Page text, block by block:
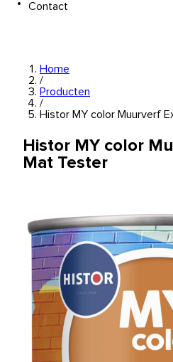
Contact
Home
/
Producten
/
Histor MY color Muurverf
Histor MY color
Mat Tester